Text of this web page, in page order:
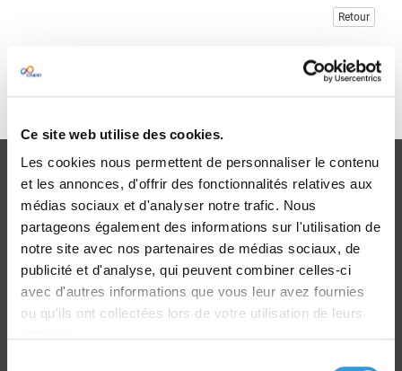
Ce site web utilise des cookies.
Les cookies nous permettent de personnaliser le contenu
et les annonces, d'offrir des fonctionnalités relatives aux
médias sociaux et d'analyser notre trafic. Nous
partageons également des informations sur l'utilisation de
notre site avec nos partenaires de médias sociaux, de
publicité et d'analyse, qui peuvent combiner celles-ci
avec d'autres informations que vous leur avez fournies
ou qu'ils ont collectées lors de votre utilisation de leurs
Retour
Veuillez vous connecter pour consulter gratuitement ce
chapitre Je me connecte
Livraison
dans le monde entier